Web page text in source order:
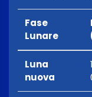
Fase
Lunare
Luna
nuova